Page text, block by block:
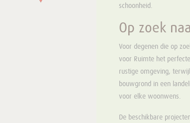
schoonheid.
Op zoek
Voor degenen die op
voor Ruimte het
rustige omgeving,
bouwgrond in een
voor elke woonwens.
De beschikbare